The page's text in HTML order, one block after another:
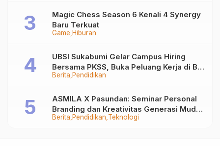
Game Hiburan
Magic Chess Season 6 Kenali 4 Synergy
Baru Terkuat
Berita Pendidikan
UBSI Sukabumi Gelar Campus Hiring
Bersama PKSS, Buka Peluang Kerja di BRI
Group
Berita Pendidikan Teknologi
ASMILA X Pasundan: Seminar Personal
Branding dan Kreativitas Generasi Muda
Bersama SDKF